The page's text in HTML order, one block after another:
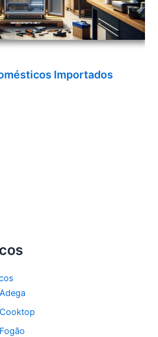
Importados